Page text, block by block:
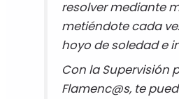
resolver mediante
metiéndote cada
hoyo de soledad e
Con la Supervisión
Flamenc@s, te